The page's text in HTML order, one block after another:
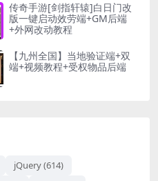
传奇手游[剑指轩辕]白日门改
版一键启动效劳端+GM后端
+外网改动教程
【九州全国】当地验证端+双
端+视频教程+受权物品后端
jQuery(614)